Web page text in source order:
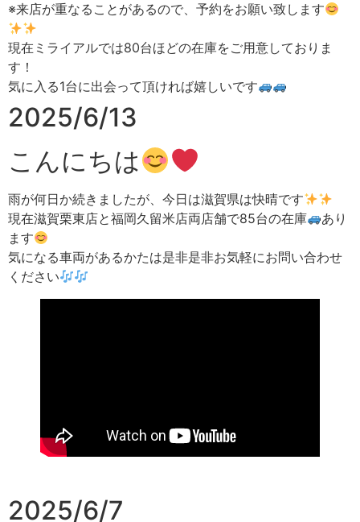
※来店が重なることがあるので、予約をお願い致します
現在ミライアルでは80台ほどの在庫をご用意しておりま
す！
気に入る1台に出会って頂ければ嬉しいです
2025/6/13
こんにちは
雨が何日か続きましたが、今日は滋賀県は快晴です
現在滋賀栗東店と福岡久留米店両店舗で85台の在庫
あり
ます
気になる車両があるかたは是非是非お気軽にお問い合わせ
ください
2025/6/7